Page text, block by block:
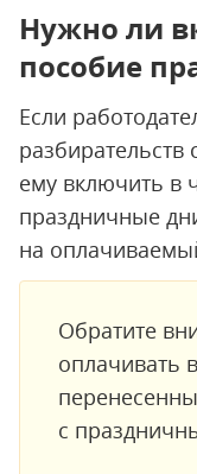
Нужно ли
пособие
Если
ему включить в
праздничные
на
Обратите
оплачивать
с